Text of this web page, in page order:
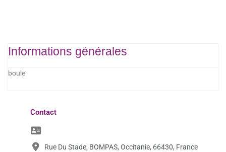
Informations générales
boule
Contact
Rue Du Stade, BOMPAS, Occitanie, 66430, France